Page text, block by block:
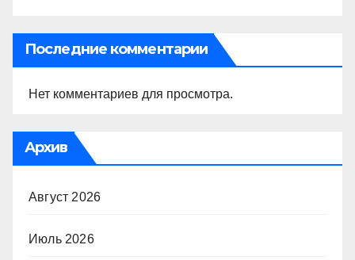
Последние комментарии
Нет комментариев для просмотра.
Архив
Август 2026
Июль 2026